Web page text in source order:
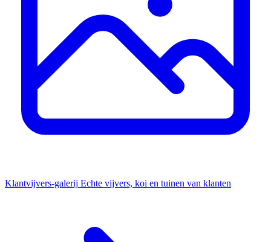
Klantvijvers-galerij Echte vijvers, koi en tuinen van klanten